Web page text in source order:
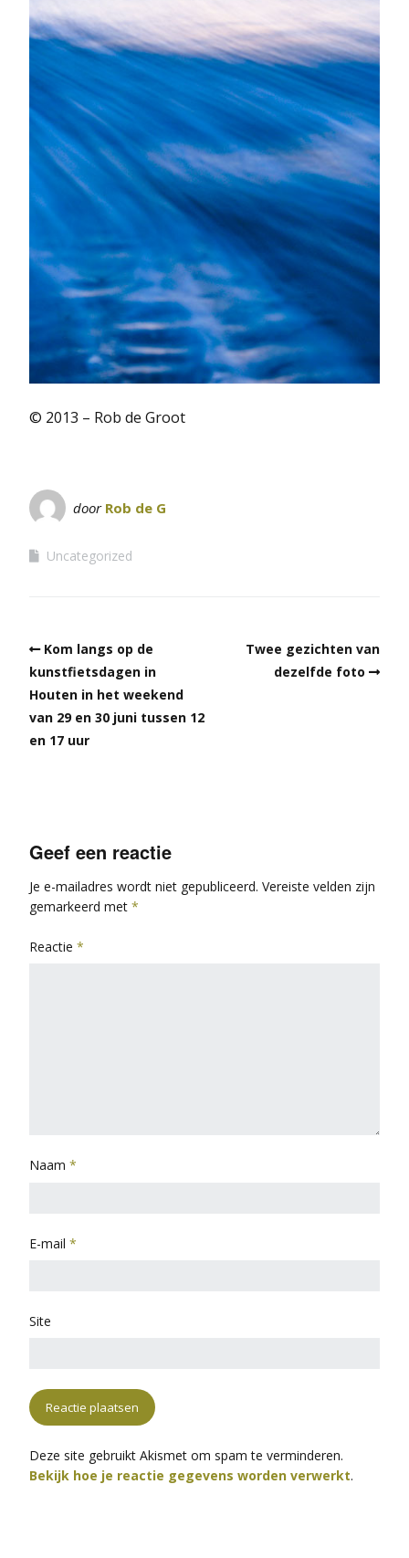
© 2013 – Rob de Groot
door Rob de G
Uncategorized
Kom langs op de
kunstfietsdagen in
Houten in het weekend
van 29 en 30 juni tussen 12
en 17 uur
Twee gezichten van
dezelfde foto
Geef een reactie
Je e-mailadres wordt niet gepubliceerd. Vereiste velden zijn
gemarkeerd met *
Reactie *
Naam *
E-mail *
Site
Deze site gebruikt Akismet om spam te verminderen.
Bekijk hoe je reactie gegevens worden verwerkt.